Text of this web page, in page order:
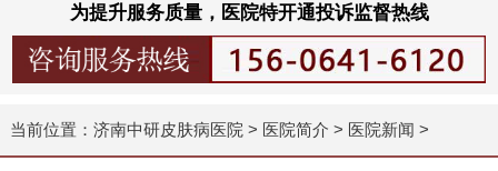
为提升服务质量，医院特开通投诉监督热线
当前位置： 济南中研皮肤病医院 > 医院简介 > 医院新闻 >